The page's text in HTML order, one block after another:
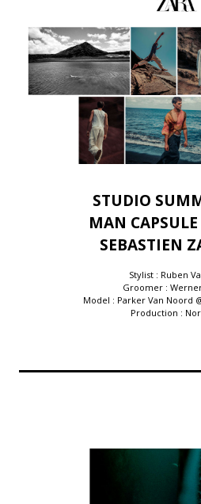
STUDIO
MAN
SEBASTIEN
Stylist : Ruben
Groomer :
Model : Parker Van Noord
Production :